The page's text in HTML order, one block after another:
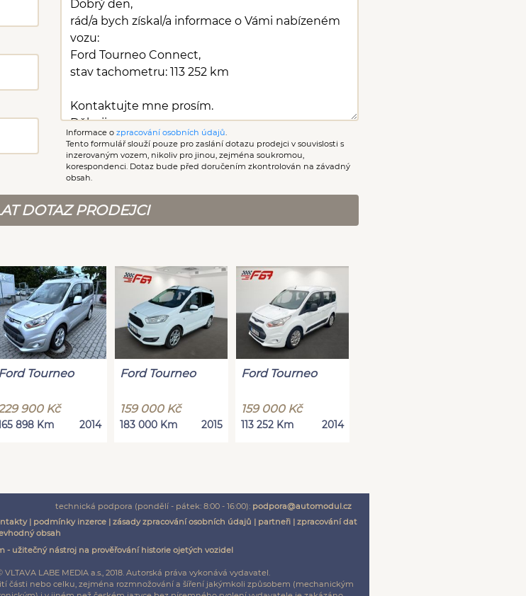
Informace o zpracování osobních údajů
Tento formulář slouží pouze pro zaslání dotazu prodejci v souvislosti s
inzerovaným vozem, nikoliv pro jinou, zejména soukromou,
korespondenci. Dotaz bude před doručením zkontrolován na závadný
obsah.
DOTAZ PRODEJCI
Tourneo
900 Kč
898 Km 2014
Ford Tourneo
159 000 Kč
183 000 Km 2015
Ford Tourneo
159 000 Kč
113 252 Km 2014
technická podpora (pondělí - pátek: 8:00 - 16:00): podpora@automodul.cz
| podmínky inzerce| zásady zpracování osobních údajů | partneři| zpracování dat
obsah
- užitečný nástroj na prověřování historie ojetých vozidel
LABE MEDIA a.s., 2018. Autorská práva vykonává vydavatel.
části nebo celku, zejména rozmnožování a šíření jakýmkoli způsobem (mechanickým